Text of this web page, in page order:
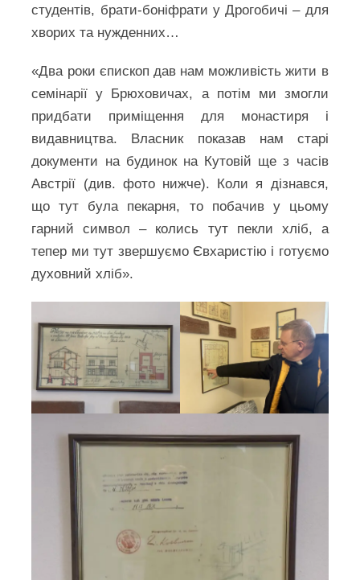
студентів, брати-боніфрати у Дрогобичі – для
хворих та нужденних…
«Два роки єпископ дав нам можливість жити в
семінарії у Брюховичах, а потім ми змогли
придбати приміщення для монастиря і
видавництва. Власник показав нам старі
документи на будинок на Кутовій ще з часів
Австрії (див. фото нижче). Коли я дізнався,
що тут була пекарня, то побачив у цьому
гарний символ – колись тут пекли хліб, а
тепер ми тут звершуємо Євхаристію і готуємо
духовний хліб».